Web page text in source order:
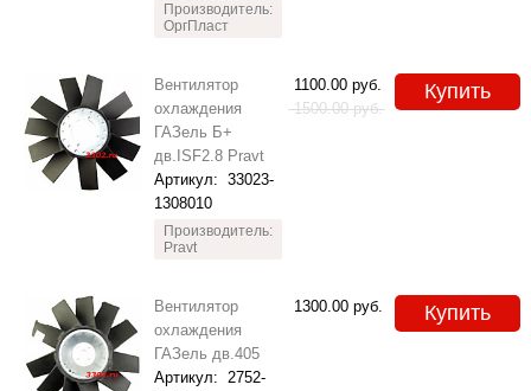
Производитель:
ОргПласт
Вентилятор
охлаждения
ГАЗель Б+
дв.ISF2.8 Pravt
Артикул: 33023-
1308010
Производитель:
Pravt
1100.00 руб.
1500.00 руб.
Купить
Вентилятор
охлаждения
ГАЗель дв.405
Артикул: 2752-
1300.00 руб. Купить